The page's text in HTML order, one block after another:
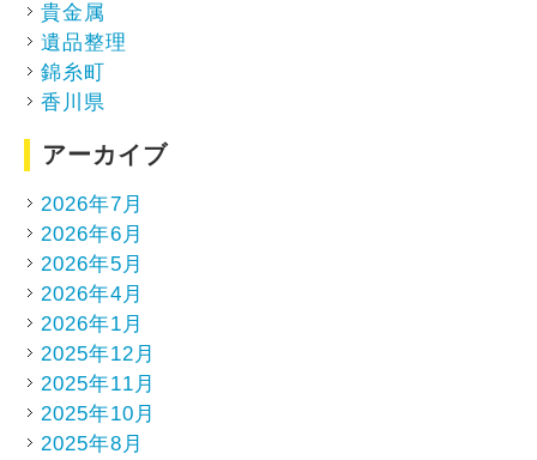
貴金属
遺品整理
錦糸町
香川県
アーカイブ
2026年7月
2026年6月
2026年5月
2026年4月
2026年1月
2025年12月
2025年11月
2025年10月
2025年8月